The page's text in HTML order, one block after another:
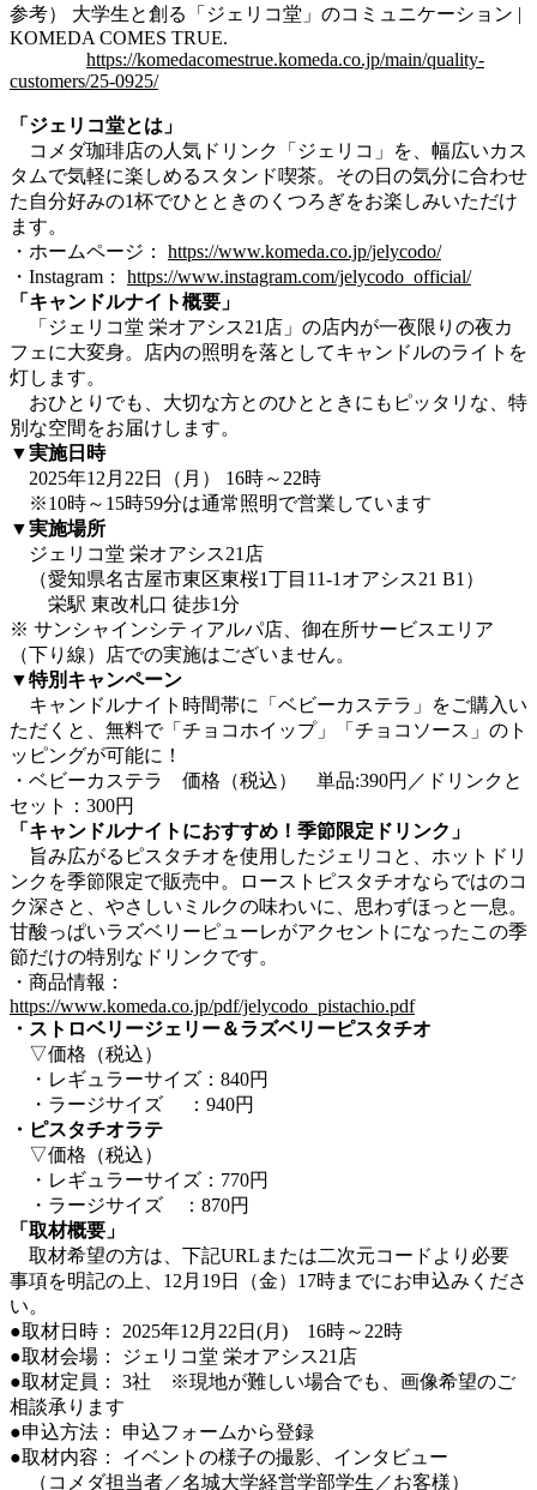
参考） 大学生と創る「ジェリコ堂」のコミュニケーション |
KOMEDA COMES TRUE.
https://komedacomestrue.komeda.co.jp/main/quality-
customers/25-0925/
「ジェリコ堂とは」
コメダ珈琲店の人気ドリンク「ジェリコ」を、幅広いカス
タムで気軽に楽しめるスタンド喫茶。その日の気分に合わせ
た自分好みの1杯でひとときのくつろぎをお楽しみいただけ
ます。
・ホームページ： https://www.komeda.co.jp/jelycodo/
・Instagram： https://www.instagram.com/jelycodo_official/
「キャンドルナイト概要」
「ジェリコ堂 栄オアシス21店」の店内が一夜限りの夜カ
フェに大変身。店内の照明を落としてキャンドルのライトを
灯します。
おひとりでも、大切な方とのひとときにもピッタリな、特
別な空間をお届けします。
▼実施日時
2025年12月22日（月） 16時～22時
※10時～15時59分は通常照明で営業しています
▼実施場所
ジェリコ堂 栄オアシス21店
（愛知県名古屋市東区東桜1丁⽬11-1オアシス21 B1）
栄駅 東改札口 徒歩1分
※ サンシャインシティアルパ店、御在所サービスエリア
（下り線）店での実施はございません。
▼特別キャンペーン
キャンドルナイト時間帯に「ベビーカステラ」をご購入い
ただくと、無料で「チョコホイップ」「チョコソース」のト
ッピングが可能に！
・ベビーカステラ 価格（税込） 単品:390円／ドリンクと
セット：300円
「キャンドルナイトにおすすめ！季節限定ドリンク」
旨み広がるピスタチオを使用したジェリコと、ホットドリ
ンクを季節限定で販売中。ローストピスタチオならではのコ
ク深さと、やさしいミルクの味わいに、思わずほっと一息。
甘酸っぱいラズベリーピューレがアクセントになったこの季
節だけの特別なドリンクです。
・商品情報：
https://www.komeda.co.jp/pdf/jelycodo_pistachio.pdf
・ストロベリージェリー＆ラズベリーピスタチオ
▽価格（税込）
・レギュラーサイズ：840円
・ラージサイズ ：940円
・ピスタチオラテ
▽価格（税込）
・レギュラーサイズ：770円
・ラージサイズ ：870円
「取材概要」
取材希望の方は、下記URLまたは二次元コードより必要
事項を明記の上、12月19日（金）17時までにお申込みくださ
い。
●取材日時： 2025年12月22日(月) 16時～22時
●取材会場： ジェリコ堂 栄オアシス21店
●取材定員： 3社 ※現地が難しい場合でも、画像希望のご
相談承ります
●申込方法： 申込フォームから登録
●取材内容： イベントの様子の撮影、インタビュー
（コメダ担当者／名城大学経営学部学生／お客様）